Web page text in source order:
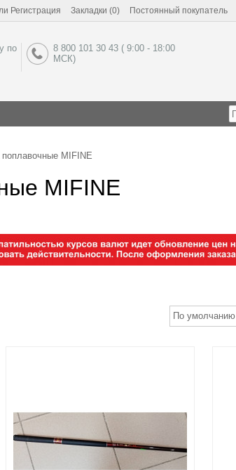
Регистрация Закладки (0) Постоянный покупатель
по
8 800 101 30 43 ( 9:00 - 18:00
МСК)
MIFINE
MIFINE
По умолчанию